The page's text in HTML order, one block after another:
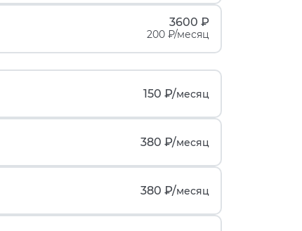
3600 ₽
200 ₽/месяц
150 ₽/месяц
380 ₽/месяц
380 ₽/месяц